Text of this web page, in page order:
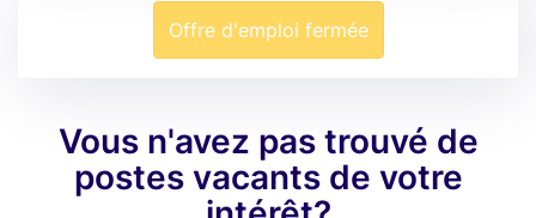
Offre d'emploi fermée
Vous n'avez pas trouvé de
postes vacants de votre